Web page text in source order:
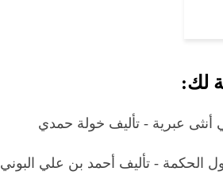
لك:
أنثى عبرية - تأليف خولة حمدي
الحكمة - تأليف أحمد بن علي البوني